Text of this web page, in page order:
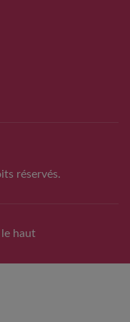
réservés.
le haut